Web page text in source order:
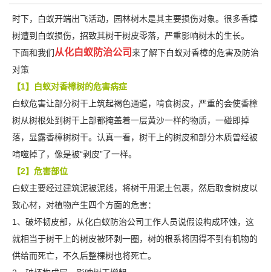
时下，白蚁开端出飞活动，园林树木是其主要损伤对象。很多香樟
树遭到白蚁损伤，招致其树干树皮零落，严重影响树木的生长。
下面和我们从化白蚁防治公司来了解下白蚁对香樟的危害及防治
对策
【1】白蚁对香樟树的危害病症
白蚁危害让部分树干上筑起褐色通道，啃食树皮，严重的会使香樟
树从树根处到树干上部都掩盖着一层黄沙一样的物质，一碰即掉
落，显露香樟树树干。认真一看，树干上的树皮和部分木质曾经被
啃噬掉了，像是被“剥皮”了一样。
【2】危害部位
白蚁主要经过建筑泥被泥线，将树干用泥土包裹，然后取食树皮以
致心材，对植物产生四个方面的危害：
1、破坏韧皮部，从化白蚁防治公司工作人员说假设构成环蚀，这
就相当于树干上的树皮被环剥一圈，树的根系将因得不到有机物的
供给而死亡，不久后整棵树也将死亡。